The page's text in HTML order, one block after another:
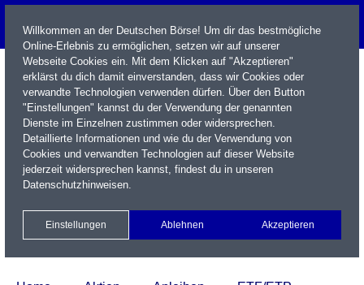
Name / WKN / ISIN / Kürzel
Xetra Realtime
Watchlist Portfolio Login
Willkommen an der Deutschen Börse! Um dir das bestmögliche
Online-Erlebnis zu ermöglichen, setzen wir auf unserer
Webseite Cookies ein. Mit dem Klicken auf "Akzeptieren"
erklärst du dich damit einverstanden, dass wir Cookies oder
verwandte Technologien verwenden dürfen. Über den Button
"Einstellungen" kannst du der Verwendung der genannten
Dienste im Einzelnen zustimmen oder widersprechen.
Detaillierte Informationen und wie du der Verwendung von
Cookies und verwandten Technologien auf dieser Website
jederzeit widersprechen kannst, findest du in unseren
Datenschutzhinweisen.
Einstellungen Ablehnen Akzeptieren